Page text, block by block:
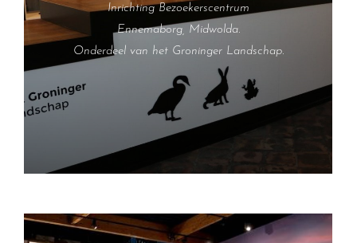
Inrichting Bezoekerscentrum
Ennemaborg, Midwolda.
Onderdeel van het Groninger Landschap.